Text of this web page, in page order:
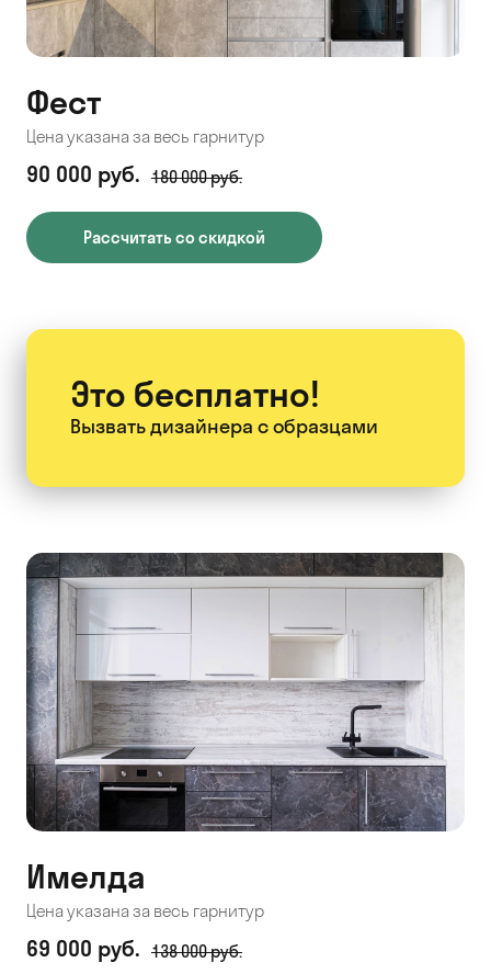
Фест
Цена указана за весь гарнитур
90 000 руб. 180 000 руб.
Рассчитать со скидкой
Это бесплатно!
Вызвать дизайнера с образцами
Имелда
Цена указана за весь гарнитур
69 000 руб. 138 000 руб.